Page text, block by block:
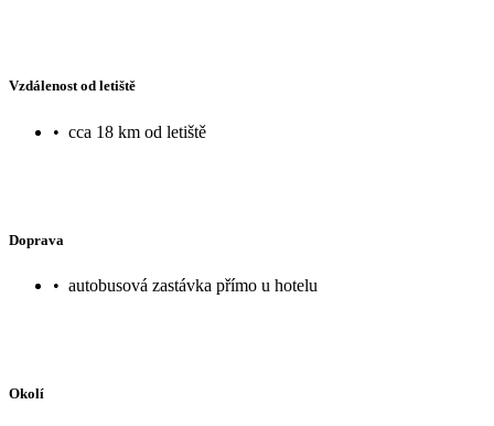
Vzdálenost od letiště
• cca 18 km od letiště
Doprava
• autobusová zastávka přímo u hotelu
Okolí